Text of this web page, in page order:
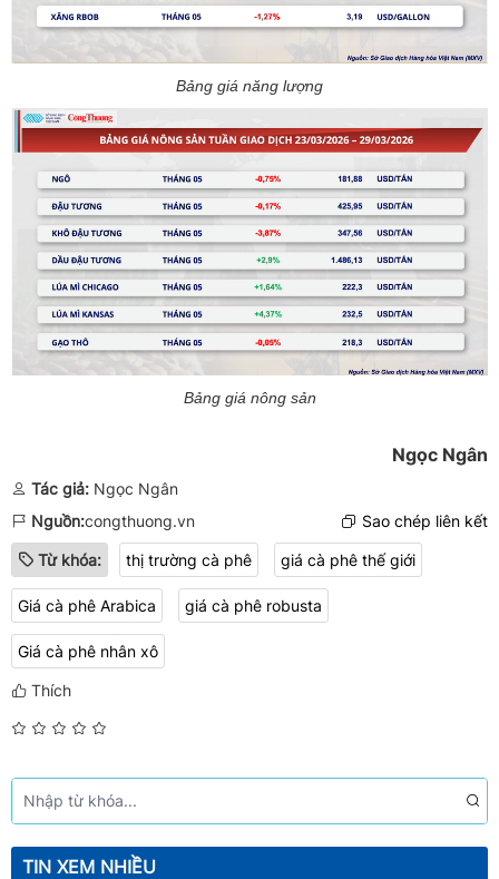
Bảng giá năng lượng
Bảng giá nông sản
Ngọc Ngân
Tác giả: Ngọc Ngân
Nguồn:congthuong.vn Sao chép liên kết
Từ khóa: thị trường cà phê giá cà phê thế giới
Giá cà phê Arabica giá cà phê robusta
Giá cà phê nhân xô
Thích
TIN XEM NHIỀU